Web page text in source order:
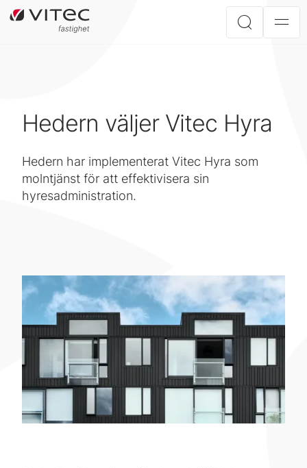
Hedern väljer Vitec Hyra
Hedern har implementerat Vitec Hyra som
molntjänst för att effektivisera sin
hyresadministration.